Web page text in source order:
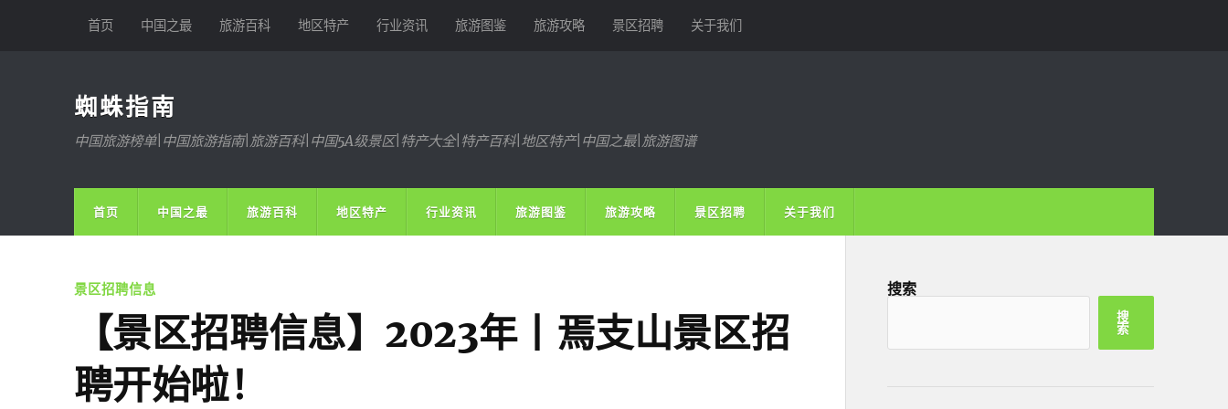
首页 中国之最 旅游百科 地区特产 行业资讯 旅游图鉴 旅游攻略 景区招聘 关于我们
蜘蛛指南
中国旅游榜单|中国旅游指南|旅游百科|中国5A级景区|特产大全|特产百科|地区特产|中国之最|旅游图谱
首页 中国之最 旅游百科 地区特产 行业资讯 旅游图鉴 旅游攻略 景区招聘 关于我们
景区招聘信息
【景区招聘信息】2023年丨焉支山景区招
聘开始啦！
搜索
搜
索